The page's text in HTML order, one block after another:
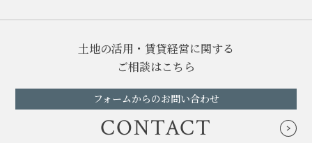
土地の活用・賃貸経営に関する
ご相談はこちら
フォームからのお問い合わせ
CONTACT